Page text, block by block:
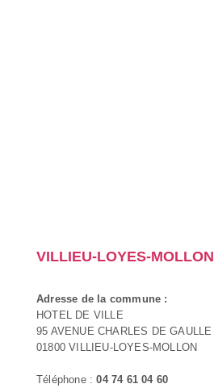
VILLIEU-LOYES-MOLLON
Adresse de la commune :
HOTEL DE VILLE
95 AVENUE CHARLES DE GAULLE
01800 VILLIEU-LOYES-MOLLON
Téléphone :04 74 61 04 60